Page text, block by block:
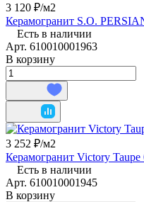
3 120 ₽/м2
Керамогранит S.O.
Есть в наличии
Арт. 610010001963
В корзину
3 252 ₽/м2
Керамогранит Victory
Есть в наличии
Арт. 610010001945
В корзину